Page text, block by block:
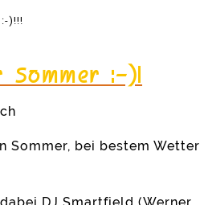
)!!!
Sommer :-)!
Sommer, bei bestem Wetter
DJ Smartfield (Werner